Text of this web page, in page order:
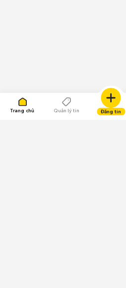
Trang chủ Quản lý tin Đăng tin